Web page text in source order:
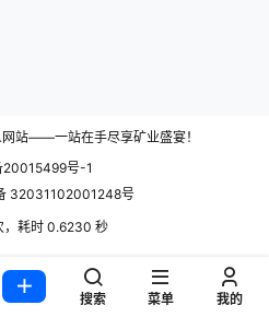
站——一站在手尽享矿业盛宴！
20015499号-1
32031102001248号
，耗时 0.6230 秒
搜索 菜单 我的